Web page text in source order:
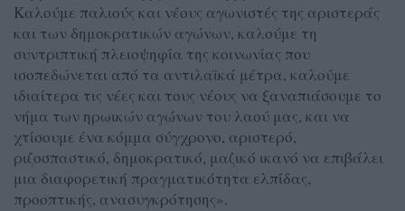
Καλούμε παλιούς και νέους αγωνιστές της αριστεράς
και των δημοκρατικών αγώνων, καλούμε τη
συντριπτική πλειοψηφία της κοινωνίας που
ισοπεδώνεται από τα αντιλαϊκά μέτρα, καλούμε
ιδιαίτερα τις νέες και τους νέους να ξαναπιάσουμε το
νήμα των ηρωικών αγώνων του λαού μας, και να
χτίσουμε ένα κόμμα σύγχρονο, αριστερό,
ριζοσπαστικό, δημοκρατικό, μαζικό ικανό να επιβάλει
μια διαφορετική πραγματικότητα ελπίδας,
προοπτικής, ανασυγκρότησης».